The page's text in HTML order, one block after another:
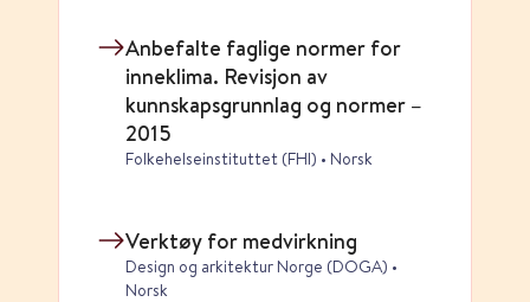
Anbefalte faglige normer for
inneklima. Revisjon av
kunnskapsgrunnlag og normer –
2015
Folkehelseinstituttet (FHI) • Norsk
Verktøy for medvirkning
Design og arkitektur Norge (DOGA) •
Norsk